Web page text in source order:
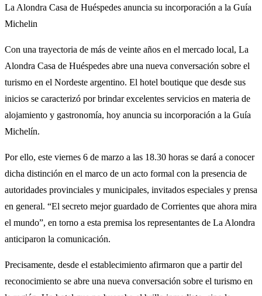
La Alondra Casa de Huéspedes anuncia su incorporación a la Guía
Michelin
Con una trayectoria de más de veinte años en el mercado local, La
Alondra Casa de Huéspedes abre una nueva conversación sobre el
turismo en el Nordeste argentino. El hotel boutique que desde sus
inicios se caracterizó por brindar excelentes servicios en materia de
alojamiento y gastronomía, hoy anuncia su incorporación a la Guía
Michelín.
Por ello, este viernes 6 de marzo a las 18.30 horas se dará a conocer
dicha distinción en el marco de un acto formal con la presencia de
autoridades provinciales y municipales, invitados especiales y prensa
en general. “El secreto mejor guardado de Corrientes que ahora mira
el mundo”, en torno a esta premisa los representantes de La Alondra
anticiparon la comunicación.
Precisamente, desde el establecimiento afirmaron que a partir del
reconocimiento se abre una nueva conversación sobre el turismo en